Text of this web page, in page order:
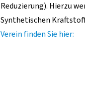
Reduzierung). Hierzu
Synthetischen
Verein finden Sie hier: